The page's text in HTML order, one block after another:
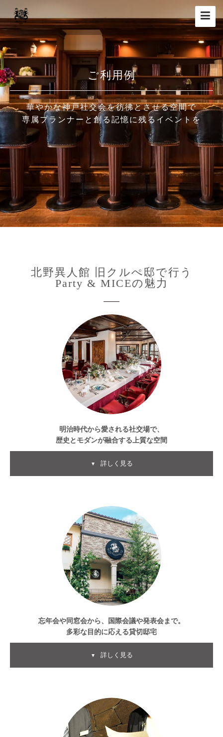
Toggle
ご利用例
華やかな神戸社交会を彷彿とさせる空間で
専属プランナーと創る記憶に残るイベントを
北野異人館 旧クルぺ邸で行う
Party & MICEの魅力
明治時代から愛される社交場で、
歴史とモダンが融合する上質な空間
▼ 詳しく見る
忘年会や同窓会から、国際会議や発表会まで。
多彩な目的に応える貸切邸宅
▼ 詳しく見る